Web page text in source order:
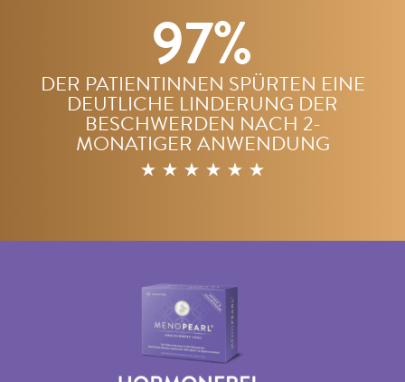
97%
DER PATIENTINNEN SPÜRTEN EINE
DEUTLICHE LINDERUNG DER
BESCHWERDEN NACH 2-
MONATIGER ANWENDUNG